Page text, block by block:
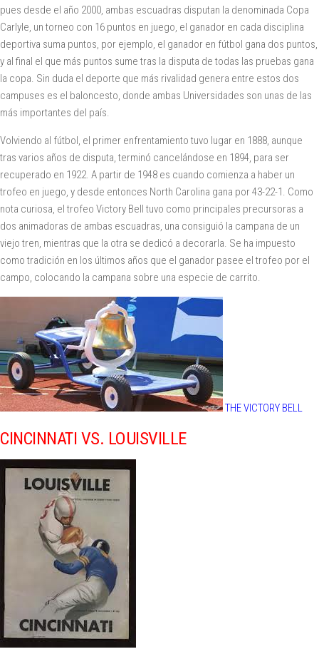
pues desde el año 2000, ambas escuadras disputan la denominada Copa
Carlyle, un torneo con 16 puntos en juego, el ganador en cada disciplina
deportiva suma puntos, por ejemplo, el ganador en fútbol gana dos puntos,
y al final el que más puntos sume tras la disputa de todas las pruebas gana
la copa. Sin duda el deporte que más rivalidad genera entre estos dos
campuses es el baloncesto, donde ambas Universidades son unas de las
más importantes del país.
Volviendo al fútbol, el primer enfrentamiento tuvo lugar en 1888, aunque
tras varios años de disputa, terminó cancelándose en 1894, para ser
recuperado en 1922. A partir de 1948 es cuando comienza a haber un
trofeo en juego, y desde entonces North Carolina gana por 43-22-1. Como
nota curiosa, el trofeo Victory Bell tuvo como principales precursoras a
dos animadoras de ambas escuadras, una consiguió la campana de un
viejo tren, mientras que la otra se dedicó a decorarla. Se ha impuesto
como tradición en los últimos años que el ganador pasee el trofeo por el
campo, colocando la campana sobre una especie de carrito.
THE VICTORY BELL
CINCINNATI VS. LOUISVILLE